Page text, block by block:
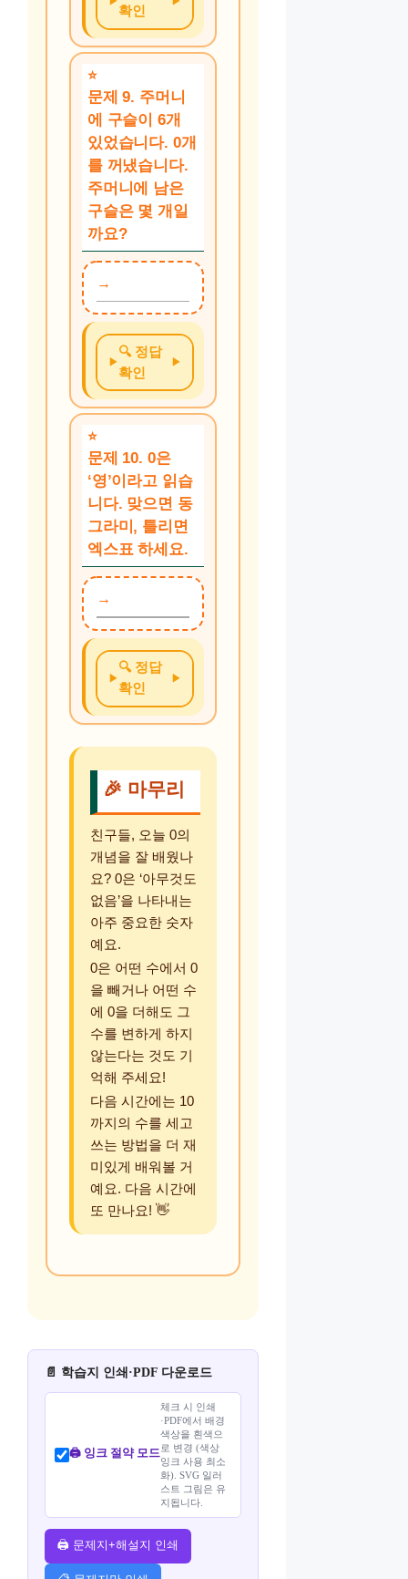
확인
문제 9. 주머니
에 구슬이 6개
있었습니다. 0개
를 꺼냈습니다.
주머니에 남은
구슬은 몇 개일
까요?
🔍 정답
확인
문제 10. 0은
‘영’이라고 읽습
니다. 맞으면 동
그라미, 틀리면
엑스표 하세요.
🔍 정답
확인
🎉 마무리
친구들, 오늘 0의
개념을 잘 배웠나
요? 0은 ‘아무것도
없음’을 나타내는
아주 중요한 숫자
예요.
0은 어떤 수에서 0
을 빼거나 어떤 수
에 0을 더해도 그
수를 변하게 하지
않는다는 것도 기
억해 주세요!
다음 시간에는 10
까지의 수를 세고
쓰는 방법을 더 재
미있게 배워볼 거
예요. 다음 시간에
또 만나요! 👋
📄 학습지 인쇄·PDF 다운로드
🖨️ 잉크 절약 모드
체크 시 인쇄
·PDF에서 배경
색상을 흰색으
로 변경 (색상
잉크 사용 최소
화). SVG 일러
스트 그림은 유
지됩니다.
🖨️ 문제지+해설지 인쇄